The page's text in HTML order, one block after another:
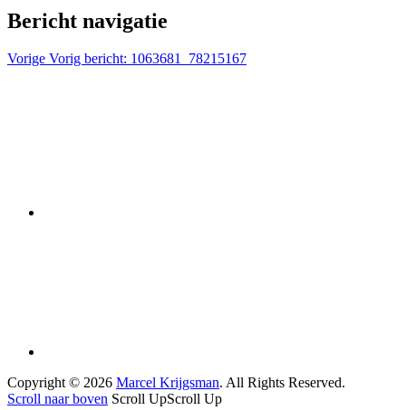
Bericht navigatie
Vorige Vorig bericht: 1063681_78215167
Copyright © 2026 Marcel Krijgsman. All Rights Reserved.
Scroll naar boven Scroll UpScroll Up